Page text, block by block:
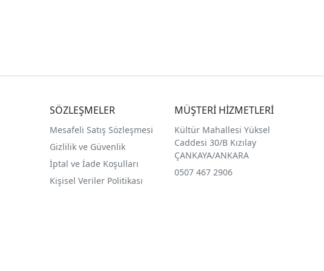
SÖZLEŞMELER
Mesafeli Satış Sözleşmesi
Gizlilik ve Güvenlik
İptal ve İade Koşulları
Kişisel Veriler Politikası
MÜŞTERİ HİZMETLERİ
Kültür Mahallesi Yüksel
Caddesi 30/B Kızılay
ÇANKAYA/ANKARA
0507 467 2906